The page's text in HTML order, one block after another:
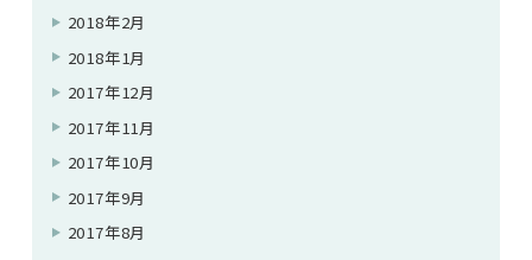
2018年2月
2018年1月
2017年12月
2017年11月
2017年10月
2017年9月
2017年8月